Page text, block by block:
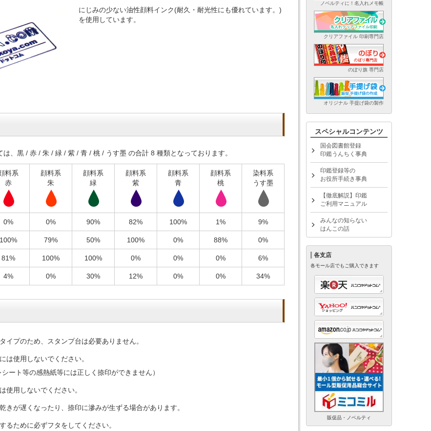
にじみの少ない油性顔料インク(耐久・耐光性にも優れています。)
を使用しています。
、黒 / 赤 / 朱 / 緑 / 紫 / 青 / 桃 / うす墨 の合計 8 種類となっております。
料系
赤
顔料系
朱
顔料系
緑
顔料系
紫
顔料系
青
顔料系
桃
染料系
うす墨
0% 0% 90% 82% 100% 1% 9%
100% 79% 50% 100% 0% 88% 0%
81% 100% 100% 0% 0% 0% 6%
4% 0% 30% 12% 0% 0% 34%
イプのため、スタンプ台は必要ありません。
は使用しないでください。
ート等の感熱紙等には正しく捺印ができません）
使用しないでください。
きが遅くなったり、捺印に滲みが生ずる場合があります。
るために必ずフタをしてください。
ノベルティに！名入れメモ帳
クリアファイル 印刷専門店
のぼり旗 専門店
オリジナル 手提げ袋の製作
スペシャルコンテンツ
国会図書館登録
印鑑うんちく事典
印鑑登録等の
お役所手続き事典
【徹底解説】印鑑
ご利用マニュアル
みんなの知らない
はんこの話
各支店
各モール店でもご購入できます
販促品・ノベルティ